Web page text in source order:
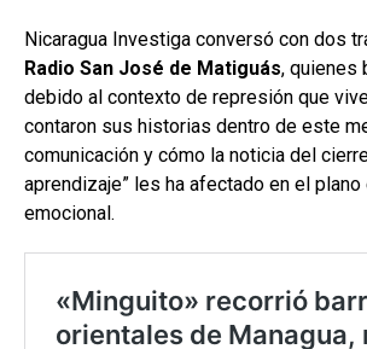
Nicaragua Investiga conversó con dos
Radio San José de Matiguás, quienes
debido al contexto de represión que
contaron sus historias dentro de este
comunicación y cómo la noticia del
aprendizaje” les ha afectado en el
emocional.